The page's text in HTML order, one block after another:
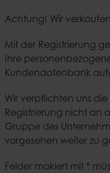
Achtung! Wir
Mit der Registrierung
Ihre
Kundendatenbank
Wir verpflichten uns
Registrierung nicht an
Gruppe des
vorgesehen weiter zu
Felder makiert mit *